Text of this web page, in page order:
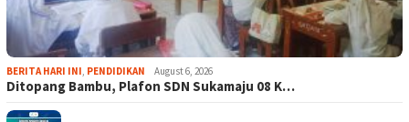
BERITA HARI INI, PENDIDIKAN August 6, 2026
Ditopang Bambu, Plafon SDN Sukamaju 08 K…